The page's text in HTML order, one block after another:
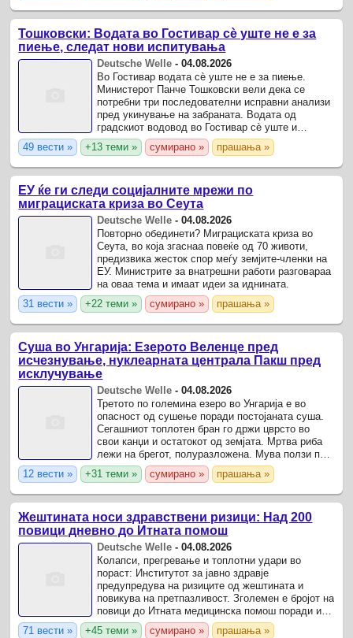
Тошковски: Водата во Гостивар сѐ уште не е за
пиење, следат нови испитувања
Deutsche Welle -04.08.2026
Во Гостивар водата сѐ уште не е за пиење.
Министерот Панче Тошковски вели дека се
потребни три последователни исправни анализи
пред укинување на забраната. Водата од
градскиот водовод во Гостивар сѐ уште и
останува наменета само за техничка употреба,
соопшти министерот за ...
49 вести » +13 теми » сумирано » прашања »
ЕУ ќе ги следи социјалните мрежи по
миграциската криза во Сеута
Deutsche Welle -04.08.2026
Повторно обединети? Миграциската криза во
Сеута, во која згаснаа повеќе од 70 животи,
предизвика жесток спор меѓу земјите-членки на
ЕУ. Министрите за внатрешни работи разговараа
на оваа тема и имаат идеи за иднината.
31 вести »
+22 теми » сумирано » прашања »
Суша во Унгарија: Езерото Веленце пред
исчезнување, нуклеарната централа Пакш пред
исклучување
Deutsche Welle -04.08.2026
Третото по големина езеро во Унгарија е во
опасност од сушење поради постојаната суша.
Сегашниот топлотен бран го држи цврсто во
свои канџи и остатокот од земјата. Мртва риба
лежи на брегот, полуразложена. Мува ползи по
нејзините лушпи, а очите веќе ѝ се исколвани од
птици.
12 вести » +31 теми » сумирано » прашања »
Жештината носи здравствени ризици: Над 200
повици дневно до Итната помош
Deutsche Welle -04.08.2026
Колапси, прегревање и топлотни удари во
пораст: Институтот за јавно здравје
предупредува на ризиците од жештината и
повикува на претпазливост. Зголемен е бројот на
повици до Итната медицинска помош поради и
жештината што ја зафати земјата.
71 вести » +45 теми » сумирано » прашања »